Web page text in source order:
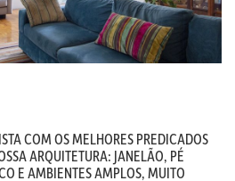
COM OS MELHORES PREDICADOS
ARQUITETURA: JANELÃO, PÉ
E AMBIENTES AMPLOS, MUITO